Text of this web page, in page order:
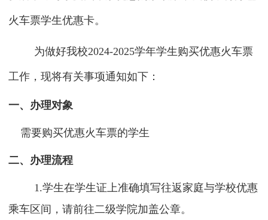
火车票学生优惠卡。
为做好我校2024-2025学年学生购买优惠火车票
工作，现将有关事项通知如下：
一、办理对象
需要购买优惠火车票的学生
二、办理流程
1.学生在学生证上准确填写往返家庭与学校优惠
乘车区间，请前往二级学院加盖公章。